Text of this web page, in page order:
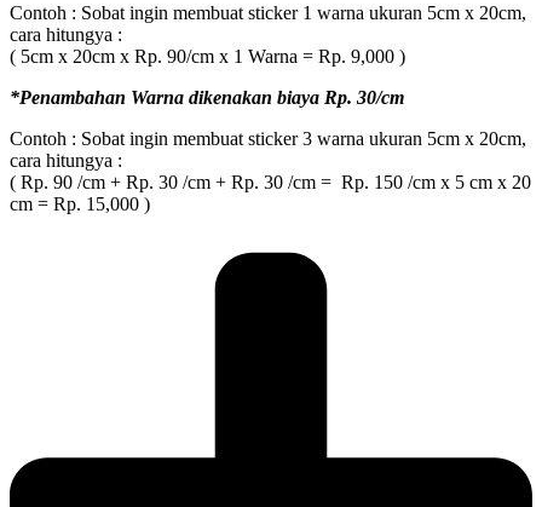
Contoh : Sobat ingin membuat sticker 1 warna ukuran 5cm x 20cm,
cara hitungya :
( 5cm x 20cm x Rp. 90/cm x 1 Warna = Rp. 9,000 )
*Penambahan Warna dikenakan biaya Rp. 30/cm
Contoh : Sobat ingin membuat sticker 3 warna ukuran 5cm x 20cm,
cara hitungya :
( Rp. 90 /cm + Rp. 30 /cm + Rp. 30 /cm = Rp. 150 /cm x 5 cm x 20
cm = Rp. 15,000 )